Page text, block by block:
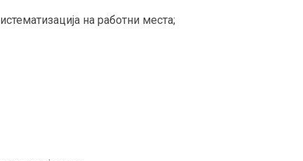
на работни места;